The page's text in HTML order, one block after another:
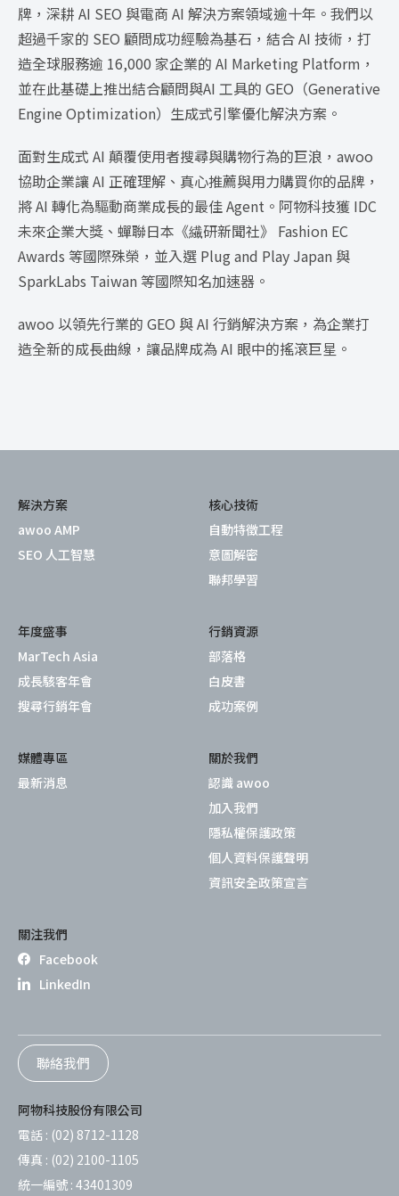
牌，深耕 AI SEO 與電商 AI 解決方案領域逾十年。我們以
超過千家的 SEO 顧問成功經驗為基石，結合 AI 技術，打
造全球服務逾 16,000 家企業的 AI Marketing Platform，
並在此基礎上推出結合顧問與AI 工具的 GEO（Generative
Engine Optimization）生成式引擎優化解決方案。
面對生成式 AI 顛覆使用者搜尋與購物行為的巨浪，awoo
協助企業讓 AI 正確理解、真心推薦與用力購買你的品牌，
將 AI 轉化為驅動商業成長的最佳 Agent。阿物科技獲 IDC
未來企業大獎、蟬聯日本《繊研新聞社》 Fashion EC
Awards 等國際殊榮，並入選 Plug and Play Japan 與
SparkLabs Taiwan 等國際知名加速器。
awoo 以領先行業的 GEO 與 AI 行銷解決方案，為企業打
造全新的成長曲線，讓品牌成為 AI 眼中的搖滾巨星。
解決方案
awoo AMP
SEO 人工智慧
核心技術
自動特徵工程
意圖解密
聯邦學習
年度盛事
MarTech Asia
成長駭客年會
搜尋行銷年會
行銷資源
部落格
白皮書
成功案例
媒體專區
最新消息
關於我們
認識 awoo
加入我們
隱私權保護政策
個人資料保護聲明
資訊安全政策宣言
關注我們
Facebook
LinkedIn
聯絡我們
阿物科技股份有限公司
電話 : (02) 8712-1128
傳真 : (02) 2100-1105
統一編號 : 43401309